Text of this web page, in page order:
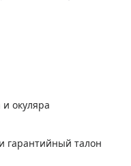
окуляра
гарантийный талон